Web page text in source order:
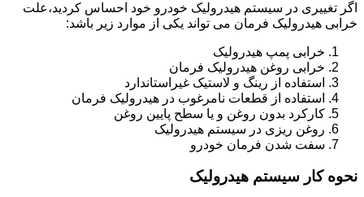
اگر تغییری در سیستم هیدرولیک خودرو خود احساس کردید،علت
خرابی هیدرولیک فرمان می تواند یکی از موارد زیر باشد:
خرابی پمپ هیدرولیک
خرابی روغن هیدرولیک فرمان
استفاده از رینگ و لاستیک غیراستاندارد
استفاده از قطعات نامرغوب در هیدرولیک فرمان
کارکرد بدون روغن و یا سطح پایین روغن
روغن ریزی در سیستم هیدرولیک
سفت شدن فرمان خودرو
نحوه کار سیستم هیدرولیک